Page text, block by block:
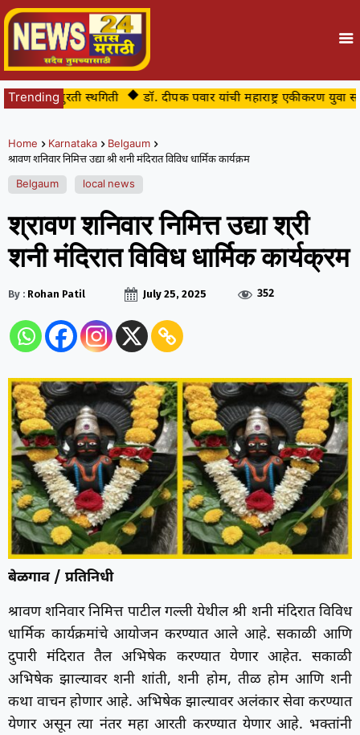
Trending
तात्पुरती स्थगिती डॉ. दीपक पवार यांची महाराष्ट्र एकीकरण युवा समिती
Home Karnataka
Belgaum
श्रावण शनिवार निमित्त उद्या श्री शनी मंदिरात विविध धार्मिक कार्यक्रम
Belgaum
local news
श्रावण शनिवार निमित्त उद्या श्री
शनी मंदिरात विविध धार्मिक कार्यक्रम
By : Rohan Patil July 25, 2025 352
बेळगाव / प्रतिनिधी
श्रावण शनिवार निमित्त पाटील गल्ली येथील श्री शनी मंदिरात विविध
धार्मिक कार्यक्रमांचे आयोजन करण्यात आले आहे. सकाळी आणि
दुपारी मंदिरात तैल अभिषेक करण्यात येणार आहेत. सकाळी
अभिषेक झाल्यावर शनी शांती, शनी होम, तीळ होम आणि शनी
कथा वाचन होणार आहे. अभिषेक झाल्यावर अलंकार सेवा करण्यात
येणार असून त्या नंतर महा आरती करण्यात येणार आहे. भक्तांनी